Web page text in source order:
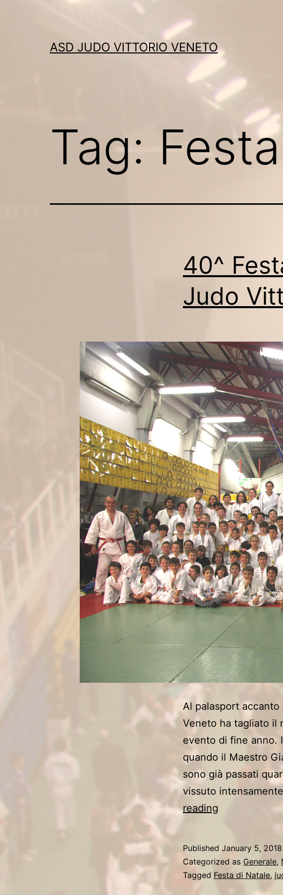
ASD JUDO VITTORIO VENETO
Tag:
40^
Judo
Al palasport
Veneto ha tagliato il
evento di fine anno.
quando il Maestro
sono già passati
vissuto
reading
Natale
del
Published January 5, 2018
Categorized as Generale,
Tagged Festa di Natale,